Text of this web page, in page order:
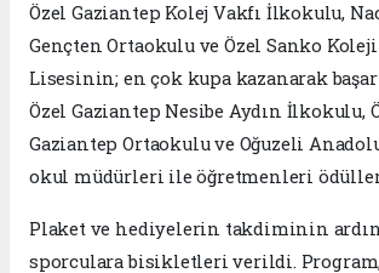
Özel Gaziantep Kolej Vakfı İlkokulu,
Gençten Ortaokulu ve Özel Sanko
Lisesinin; en çok kupa kazanarak
Özel Gaziantep Nesibe Aydın İlkokulu,
Gaziantep Ortaokulu ve Oğuzeli
okul müdürleri ile öğretmenleri
Plaket ve hediyelerin takdiminin
sporculara bisikletleri verildi.